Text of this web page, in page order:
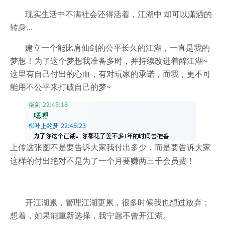
现实生活中不满社会还得活着，江湖中 却可以潇洒的
转身...
建立一个能比肩仙剑的公平长久的江湖，一直是我的
梦想！为了这个梦想我准备多时，并持续改进着醉江湖~
这里有自己付出的心血，有对玩家的承诺，而我，更不可
能用不公平来打破自己的梦~
上传这张图不是要告诉大家我付出多少，而是要告诉大家
这样的付出绝对不是为了一个月要赚两三千会员费！
开江湖累，管理江湖更累，很多时候我也想过放弃；
想着，如果能重新选择，我宁愿不曾开江湖。